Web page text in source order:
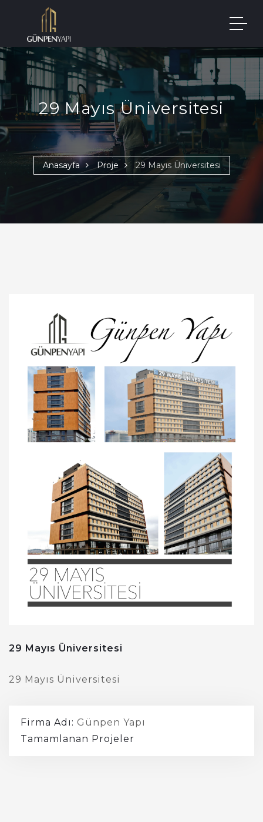
29 Mayıs Üniversitesi
Anasayfa Proje 29 Mayıs Üniversitesi
29 Mayıs Üniversitesi
29 Mayıs Üniversitesi
Firma Adı: Günpen Yapı
Tamamlanan Projeler